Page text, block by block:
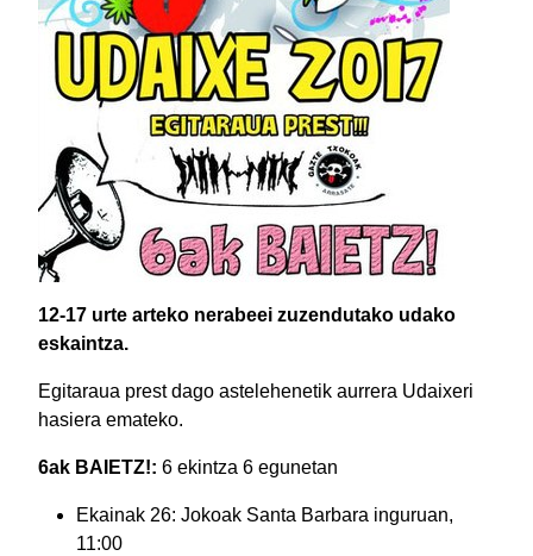
12-17 urte arteko nerabeei zuzendutako udako
eskaintza.
Egitaraua prest dago astelehenetik aurrera Udaixeri
hasiera emateko.
6ak BAIETZ!: 6 ekintza 6 egunetan
Ekainak 26: Jokoak Santa Barbara inguruan,
11:00